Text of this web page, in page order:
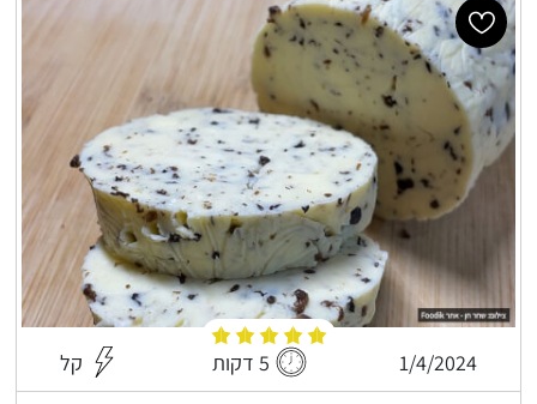
1/4/2024 5 דקות קל